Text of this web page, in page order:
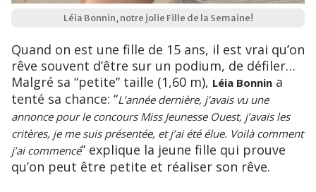
Léia Bonnin, notre jolie Fille de la Semaine!
Quand on est une fille de 15 ans, il est vrai qu’on
rêve souvent d’être sur un podium, de défiler…
Malgré sa “petite” taille (1,60 m), Léia Bonnin a
tenté sa chance: “L’année dernière, j’avais vu une
annonce pour le concours Miss Jeunesse Ouest, j’avais les
critères, je me suis présentée, et j’ai été élue. Voilà comment
j’ai commencé” explique la jeune fille qui prouve
qu’on peut être petite et réaliser son rêve.